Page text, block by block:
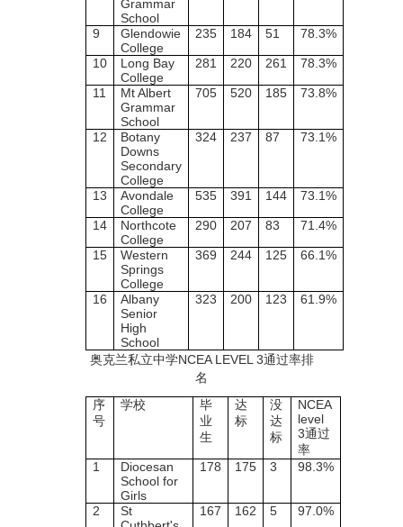
Grammar
School
9
Glendowie
College
235 184 51 78.3%
10
Long Bay
College
281 220 261 78.3%
11
Mt Albert
Grammar
School
705 520 185 73.8%
12
Botany
Downs
Secondary
College
324 237 87 73.1%
13
Avondale
College
535 391 144 73.1%
14
Northcote
College
290 207 83 71.4%
15
Western
Springs
College
369 244 125 66.1%
16
Albany
Senior
High
School
323 200 123 61.9%
奥克兰私立中学NCEA LEVEL 3通过率排
名
序
号
学校
毕
业
生
达
标
没
达
标
NCEA
level
3通过
率
1
Diocesan
School for
Girls
178 175 3 98.3%
2
St
167 162 5 97.0%